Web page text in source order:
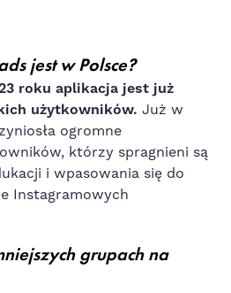
jest w Polsce?
roku aplikacja jest już
użytkowników. Już w
ogromne
którzy spragnieni są
i wpasowania się do
Instagramowych
grupach na